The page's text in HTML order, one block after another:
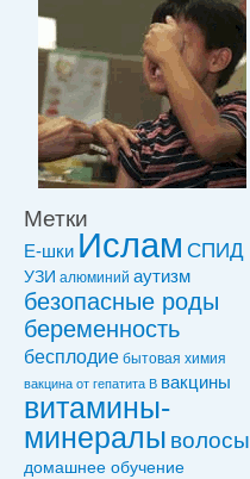
Метки
Е-шки Ислам СПИД
УЗИ алюминий аутизм
безопасные роды
беременность
бесплодие бытовая химия
вакцинa от гепатита В вакцины
витамины-
минералы волосы
домашнее обучение